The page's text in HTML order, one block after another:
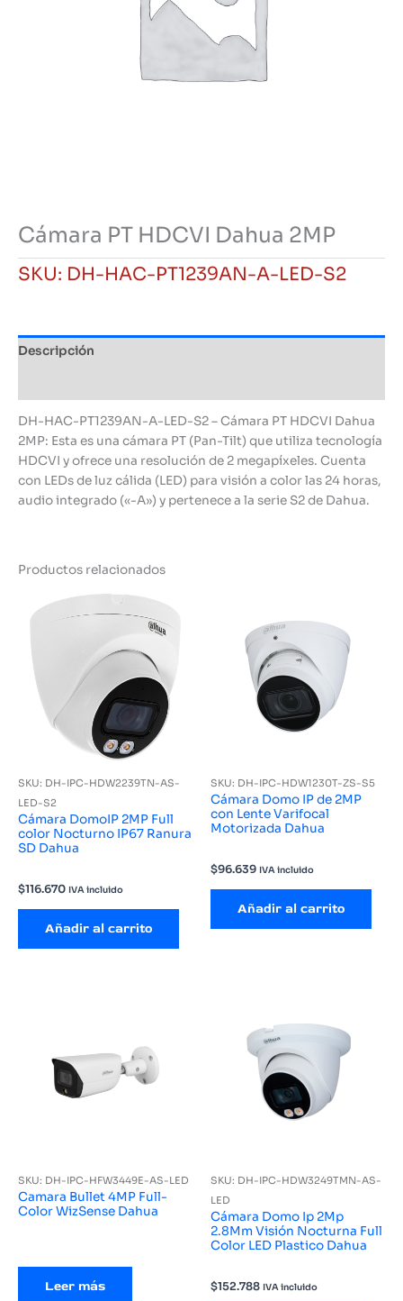
Cámara PT HDCVI Dahua 2MP
SKU: DH-HAC-PT1239AN-A-LED-S2
Descripción
DH-HAC-PT1239AN-A-LED-S2 – Cámara PT HDCVI Dahua
2MP: Esta es una cámara PT (Pan-Tilt) que utiliza tecnología
HDCVI y ofrece una resolución de 2 megapíxeles. Cuenta
con LEDs de luz cálida (LED) para visión a color las 24 horas,
audio integrado («-A») y pertenece a la serie S2 de Dahua.
Productos relacionados
SKU: DH-IPC-HDW2239TN-AS-
LED-S2
Cámara DomoIP 2MP Full
color Nocturno IP67 Ranura
SD Dahua
$116.670 IVA incluido
Añadir al carrito
SKU: DH-IPC-HDW1230T-ZS-S5
Cámara Domo IP de 2MP
con Lente Varifocal
Motorizada Dahua
$96.639 IVA incluido
Añadir al carrito
SKU: DH-IPC-HFW3449E-AS-LED
Camara Bullet 4MP Full-
Color WizSense Dahua
Leer más
SKU: DH-IPC-HDW3249TMN-AS-
LED
Cámara Domo Ip 2Mp
2.8Mm Visión Nocturna Full
Color LED Plastico Dahua
$152.788 IVA incluido